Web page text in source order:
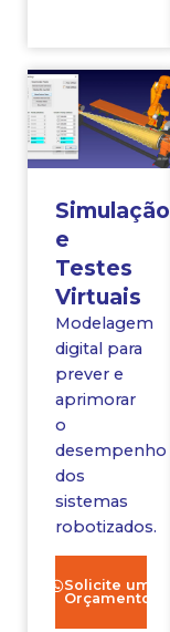
Simulação
e
Testes
Virtuais
Modelagem
digital para
prever e
aprimorar
o
desempenho
dos
sistemas
robotizados.
Solicite um
Orçamento